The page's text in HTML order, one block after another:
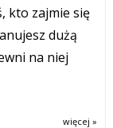
kto zajmie się
dużą
na niej
więcej »